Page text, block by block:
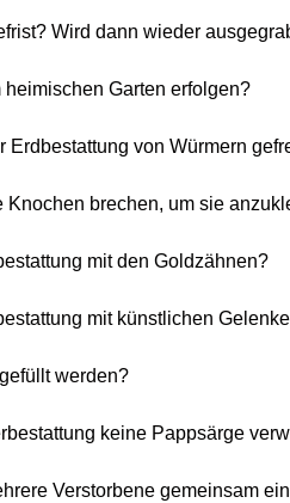
Wird dann wieder
Garten erfolgen?
Erdbestattung von Würmern
Knochen brechen, um sie
mit den Goldzähnen?
mit künstlichen
werden?
keine Pappsärge
Verstorbene gemeinsam